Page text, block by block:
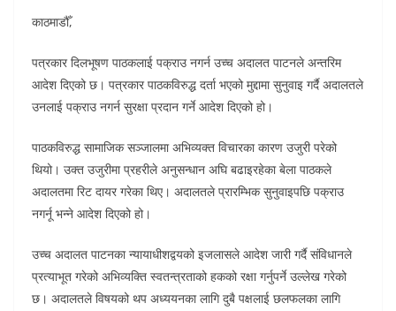
काठमाडौँ,
पत्रकार दिलभूषण पाठकलाई पक्राउ नगर्न उच्च अदालत पाटनले अन्तरिम
आदेश दिएको छ। पत्रकार पाठकविरुद्ध दर्ता भएको मुद्दामा सुनुवाइ गर्दै अदालतले
उनलाई पक्राउ नगर्न सुरक्षा प्रदान गर्ने आदेश दिएको हो।
पाठकविरुद्ध सामाजिक सञ्जालमा अभिव्यक्त विचारका कारण उजुरी परेको
थियो। उक्त उजुरीमा प्रहरीले अनुसन्धान अघि बढाइरहेका बेला पाठकले
अदालतमा रिट दायर गरेका थिए। अदालतले प्रारम्भिक सुनुवाइपछि पक्राउ
नगर्नू भन्ने आदेश दिएको हो।
उच्च अदालत पाटनका न्यायाधीशद्वयको इजलासले आदेश जारी गर्दै संविधानले
प्रत्याभूत गरेको अभिव्यक्ति स्वतन्त्रताको हकको रक्षा गर्नुपर्ने उल्लेख गरेको
छ। अदालतले विषयको थप अध्ययनका लागि दुबै पक्षलाई छलफलका लागि